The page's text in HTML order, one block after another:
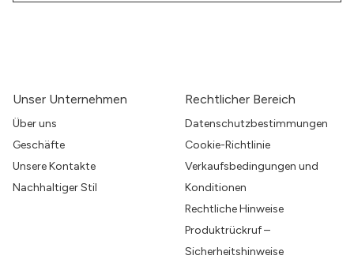
Unser Unternehmen
Über uns
Geschäfte
Unsere Kontakte
Nachhaltiger Stil
Rechtlicher Bereich
Datenschutzbestimmungen
Cookie-Richtlinie
Verkaufsbedingungen und
Konditionen
Rechtliche Hinweise
Produktrückruf –
Sicherheitshinweise